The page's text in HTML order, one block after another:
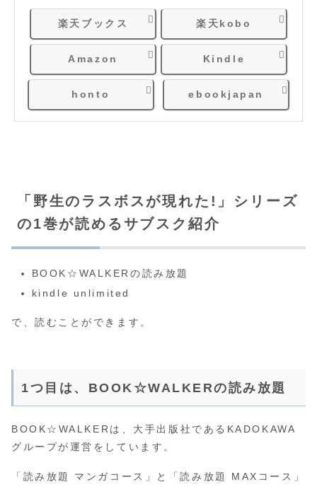
楽天ブックス 楽天kobo
Amazon Kindle
honto ebookjapan
「野生のラスボスが現れた!」シリーズ
の1巻が読めるサブスク紹介
BOOK☆WALKERの読み放題
kindle unlimited
で、読むことができます。
1つ目は、BOOK☆WALKERの読み放題
BOOK☆WALKERは、大手出版社であるKADOKAWA
グループが運営をしています。
「読み放題 マンガコース」と「読み放題 MAXコース」